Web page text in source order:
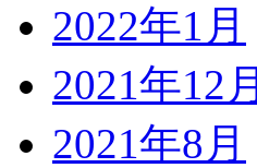
2022年1月
2021年12月
2021年8月